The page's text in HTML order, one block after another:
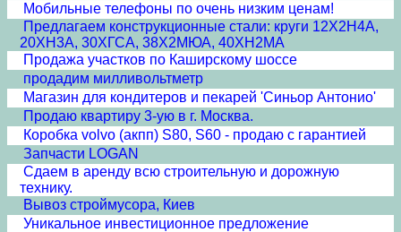
Мобильные телефоны по очень низким ценам!
Предлагаем конструкционные стали: круги 12Х2Н4А,
20ХН3А, 30ХГСА, 38Х2МЮА, 40ХН2МА
Продажа участков по Каширскому шоссе
продадим милливольтметр
Магазин для кондитеров и пекарей 'Синьор Антонио'
Продаю квартиру 3-ую в г. Москва.
Коробка volvo (акпп) S80, S60 - продаю с гарантией
Запчасти LOGAN
Сдаем в аренду всю строительную и дорожную
технику.
Вывоз строймусора, Киев
Уникальное инвестиционное предложение